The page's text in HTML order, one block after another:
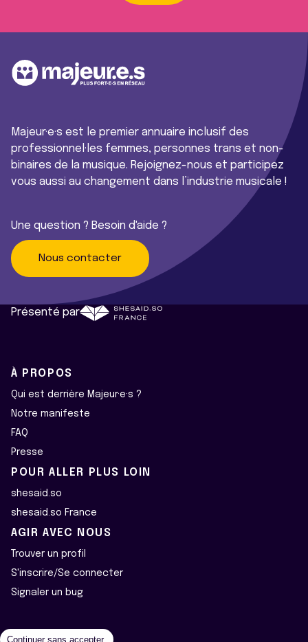
Majeur·e·s est le premier annuaire inclusif des
professionnel·les femmes, personnes trans et non-
binaires de la musique. Rejoignez-nous et participez
vous aussi au changement dans l’industrie musicale !
Une question ? Besoin d'aide ?
Nous contacter
Présenté par
À PROPOS
Qui est derrière Majeur·e·s ?
Notre manifeste
FAQ
Presse
POUR ALLER PLUS LOIN
shesaid.so
shesaid.so France
AGIR AVEC NOUS
Trouver un profil
S'inscrire/Se connecter
Signaler un bug
Continuer sans accepter